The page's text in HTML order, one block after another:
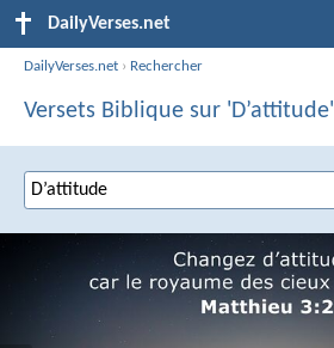
DailyVerses.net
DailyVerses.net › Rechercher
Versets Biblique sur 'D’attitude'